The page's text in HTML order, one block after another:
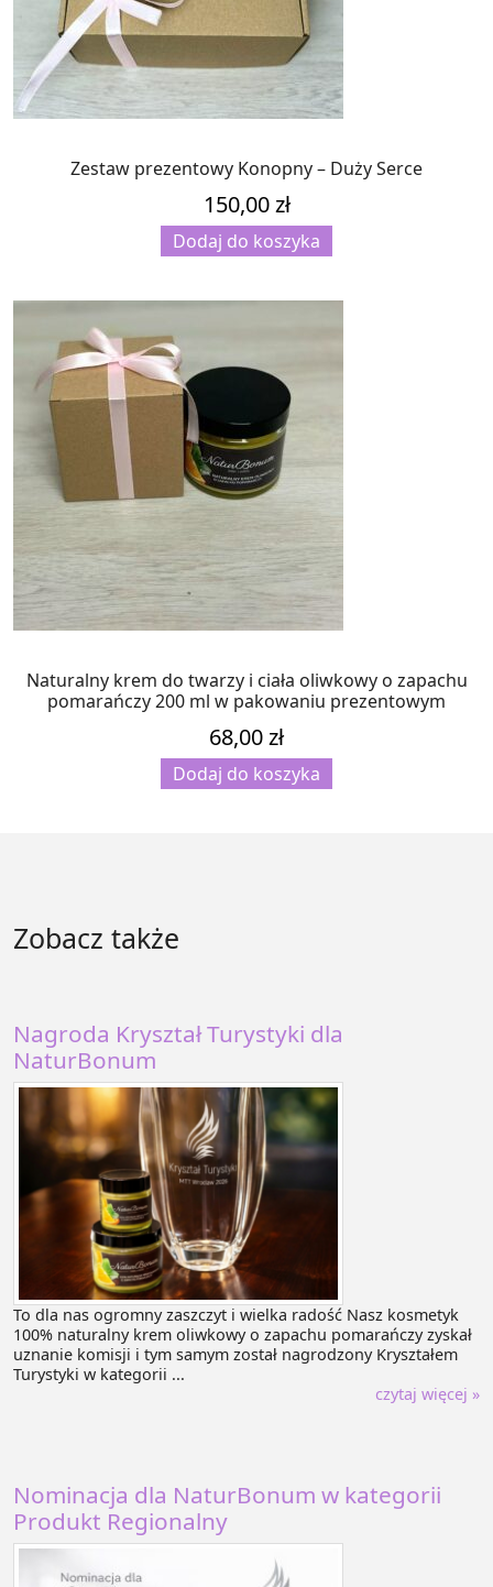
Zestaw prezentowy Konopny – Duży Serce
150,00zł
Dodaj do koszyka
Naturalny krem do twarzy i ciała oliwkowy o zapachu
pomarańczy 200 ml w pakowaniu prezentowym
68,00zł
Dodaj do koszyka
Zobacz także
Nagroda Kryształ Turystyki dla
NaturBonum
To dla nas ogromny zaszczyt i wielka radość Nasz kosmetyk
100% naturalny krem oliwkowy o zapachu pomarańczy zyskał
uznanie komisji i tym samym został nagrodzony Kryształem
Turystyki w kategorii ...
czytaj więcej »
Nominacja dla NaturBonum w kategorii
Produkt Regionalny